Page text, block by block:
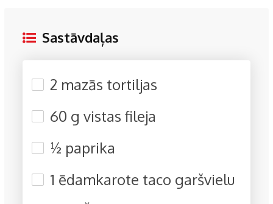
Sastāvdaļas
2 mazās tortiljas
60 g vistas fileja
½ paprika
1 ēdamkarote taco garšvielu